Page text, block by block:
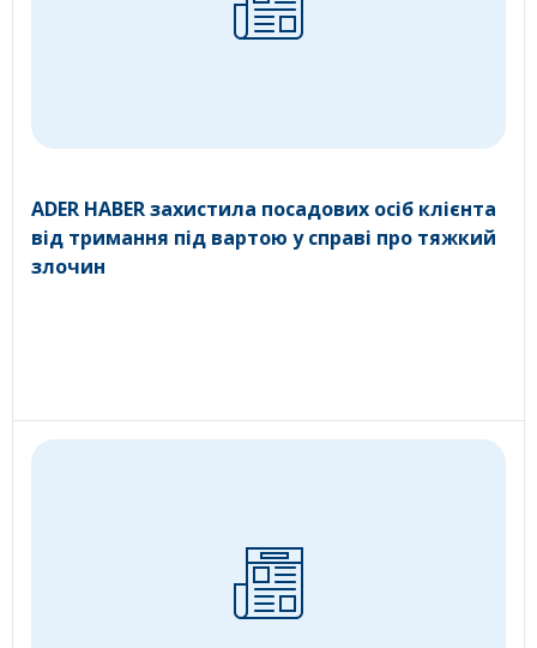
ADER HABER захистила посадових осіб клієнта
від тримання під вартою у справі про тяжкий
злочин